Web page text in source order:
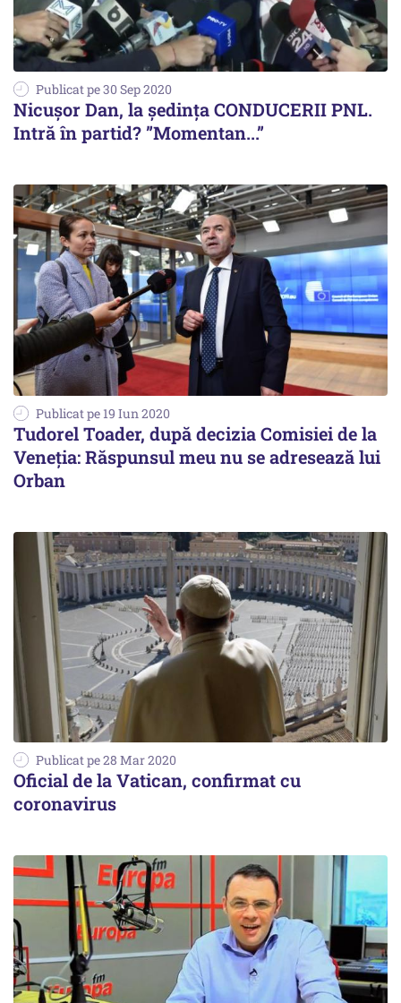
Publicat pe 30 Sep 2020
Nicuşor Dan, la ședința CONDUCERII PNL.
Intră în partid? ”Momentan...”
Publicat pe 19 Iun 2020
Tudorel Toader, după decizia Comisiei de la
Veneția: Răspunsul meu nu se adresează lui
Orban
Publicat pe 28 Mar 2020
Oficial de la Vatican, confirmat cu
coronavirus